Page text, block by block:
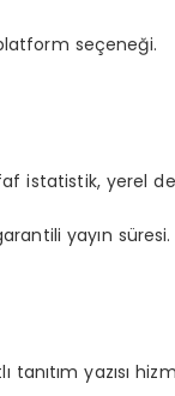
seçeneği.
istatistik, yerel
yayın süresi.
yazısı